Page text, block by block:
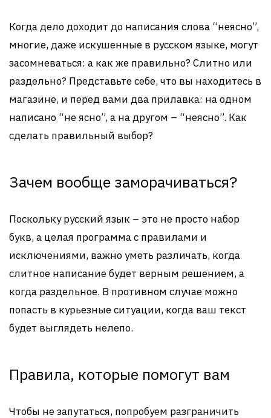
Когда дело доходит до написания слова “неясно”,
многие, даже искушенные в русском языке, могут
засомневаться: а как же правильно? Слитно или
раздельно? Представьте себе, что вы находитесь в
магазине, и перед вами два прилавка: на одном
написано “не ясно”, а на другом – “неясно”. Как
сделать правильный выбор?
Зачем вообще заморачиваться?
Поскольку русский язык – это не просто набор
букв, а целая программа с правилами и
исключениями, важно уметь различать, когда
слитное написание будет верным решением, а
когда раздельное. В противном случае можно
попасть в курьезные ситуации, когда ваш текст
будет выглядеть нелепо.
Правила, которые помогут вам
Чтобы не запутаться, попробуем разграничить